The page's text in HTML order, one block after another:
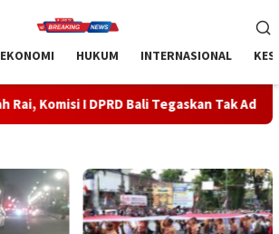
EKONOMI HUKUM INTERNASIONAL
Bali Tegaskan Tak Ada Indikasi